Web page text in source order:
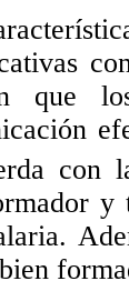
que
con
y